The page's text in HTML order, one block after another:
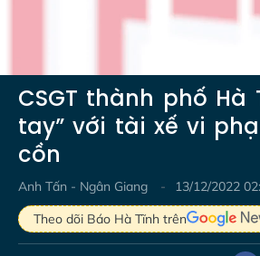
CSGT thành phố Hà
tay” với tài xế vi
cồn
Anh Tấn - Ngân Giang
13/12/2022
Theo dõi Báo Hà Tĩnh trên